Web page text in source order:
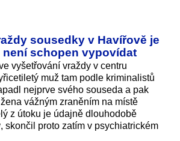
sousedky v Havířově je
schopen vypovídat
vyšetřování vraždy v centru
muž tam podle kriminalistů
nejprve svého souseda a pak
vážným zraněním na místě
z útoku je údajně dlouhodobě
skončil proto zatím v psychiatrickém